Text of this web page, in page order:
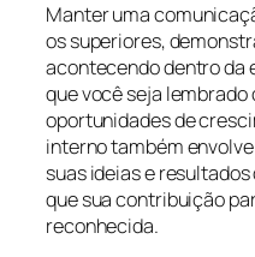
Manter uma
os superiores,
acontecendo dentro da
que você seja lembrado
oportunidades de
interno também
suas ideias e
que sua contribuição
reconhecida.